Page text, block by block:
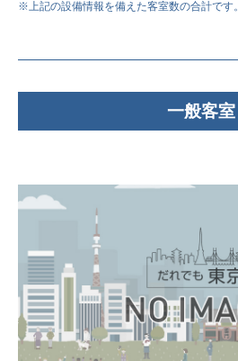
※上記の設備情報を備えた客室数の合計です。
一般客室